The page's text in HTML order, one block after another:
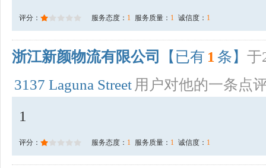
评分： 服务态度： 1 服务质量： 1 诚信度： 1
浙江新颜物流有限公司 【已有 1 条】 于
3137 Laguna Street 用户对他的一条点
1
评分： 服务态度： 1 服务质量： 1 诚信度： 1